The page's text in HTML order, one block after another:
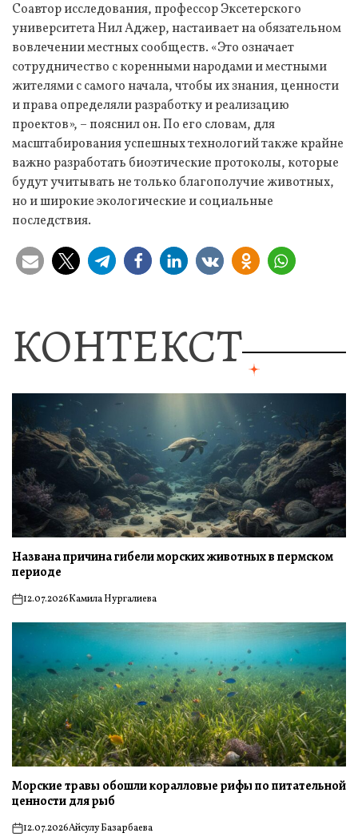
Соавтор исследования, профессор Эксетерского
университета Нил Аджер, настаивает на обязательном
вовлечении местных сообществ. «Это означает
сотрудничество с коренными народами и местными
жителями с самого начала, чтобы их знания, ценности
и права определяли разработку и реализацию
проектов», – пояснил он. По его словам, для
масштабирования успешных технологий также крайне
важно разработать биоэтические протоколы, которые
будут учитывать не только благополучие животных,
но и широкие экологические и социальные
последствия.
КОНТЕКСТ
Названа причина гибели морских животных в пермском
периоде
on12.07.2026Камила Нургалиева
Морские травы обошли коралловые рифы по питательной
ценности для рыб
on12.07.2026Айсулу Базарбаева